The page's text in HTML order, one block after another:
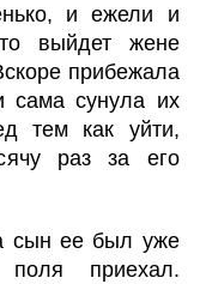
и ежели и
выйдет жене
прибежала
сама сунула их
тем как уйти,
раз за его
сын ее был уже
приехал.